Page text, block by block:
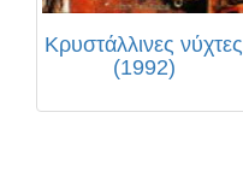
Κρυστάλλινες νύχτες
(1992)